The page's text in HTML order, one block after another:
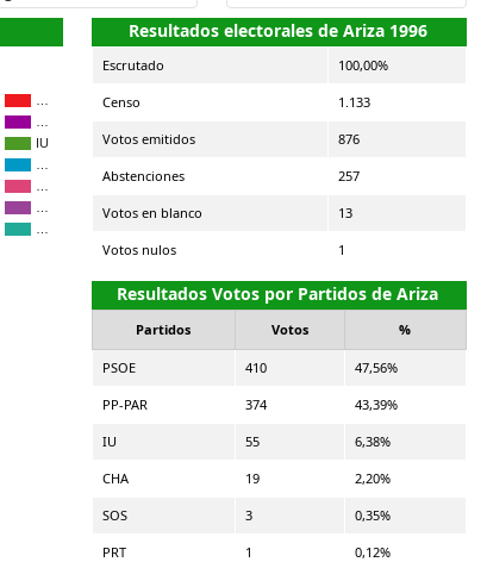
IU
Resultados electorales de Ariza 1996
Escrutado 100,00%
Censo 1.133
Votos emitidos 876
Abstenciones 257
Votos en blanco 13
Votos nulos 1
Resultados Votos por Partidos de Ariza
Partidos Votos %
PSOE 410 47,56%
PP-PAR 374 43,39%
IU 55 6,38%
CHA 19 2,20%
SOS 3 0,35%
PRT 1 0,12%